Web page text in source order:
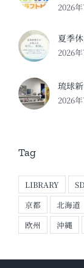
2026
夏季
2026
琉球
2026
Tag
LIBRARY
京都
北海道
欧州
沖縄